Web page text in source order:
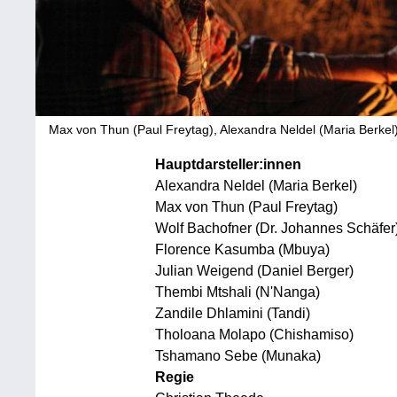
Max von Thun (Paul Freytag), Alexandra Neldel (Maria
Hauptdarsteller:innen
Alexandra Neldel (Maria Berkel)
Max von Thun (Paul Freytag)
Wolf Bachofner (Dr. Johannes
Florence Kasumba (Mbuya)
Julian Weigend (Daniel Berger)
Thembi Mtshali (N'Nanga)
Zandile Dhlamini (Tandi)
Tholoana Molapo (Chishamiso)
Tshamano Sebe (Munaka)
Regie